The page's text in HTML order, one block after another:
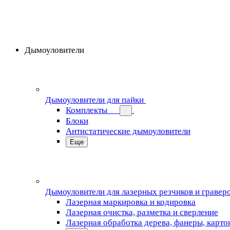
Дымоуловители
Дымоуловители для пайки
Комплекты
Блоки
Антистатические дымоуловители
Еще
Дымоуловители для лазерных резчиков и
Лазерная маркировка и кодировка
Лазерная очистка, разметка и сверление
Лазерная обработка дерева, фанеры,